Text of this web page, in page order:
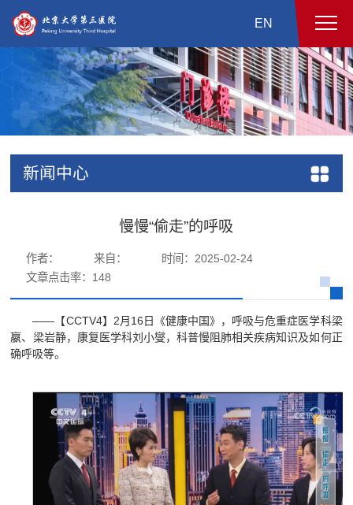
EN
新闻中心
慢慢“偷走”的呼吸
作者： 来自：
时间：2025-02-24
文章点击率： 148
——【CCTV4】2月16日《健康中国》，呼吸与危重症医学科梁
嬴、梁岩静，康复医学科刘小燮，科普慢阻肺相关疾病知识及如何正
确呼吸等。